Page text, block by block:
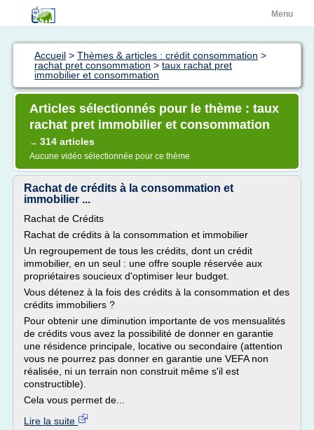
Menu
Accueil > Thèmes & articles : crédit consommation >
rachat pret consommation > taux rachat pret
immobilier et consommation
Articles sélectionnés pour le thème : taux
rachat pret immobilier et consommation
→ 314 articles
Aucune vidéo sélectionnée pour ce thème
Rachat de crédits à la consommation et
immobilier ...
Rachat de Crédits
Rachat de crédits à la consommation et immobilier
Un regroupement de tous les crédits, dont un crédit
immobilier, en un seul : une offre souple réservée aux
propriétaires soucieux d'optimiser leur budget.
Vous détenez à la fois des crédits à la consommation et des
crédits immobiliers ?
Pour obtenir une diminution importante de vos mensualités
de crédits vous avez la possibilité de donner en garantie
une résidence principale, locative ou secondaire (attention
vous ne pourrez pas donner en garantie une VEFA non
réalisée, ni un terrain non construit même s'il est
constructible).
Cela vous permet de...
Lire la suite